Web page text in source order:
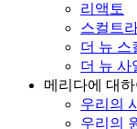
리액토
스컬트
더 뉴 스
더 뉴 사
메리다에 대하
우리의
우리의